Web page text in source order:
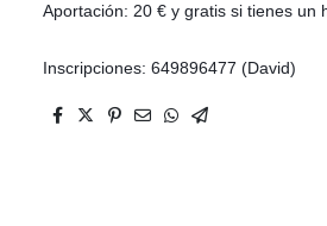
Aportación: 20 € y gratis si tienes un
Inscripciones: 649896477 (David)